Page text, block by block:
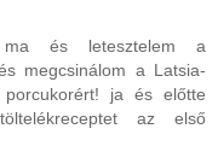
és letesztelem a
megcsinálom a Latsia-
ja és előtte
az első